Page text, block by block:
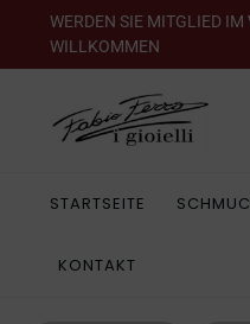
WERDEN SIE MITGLIED IM
WILLKOMMEN
STARTSEITE
KONTAKT